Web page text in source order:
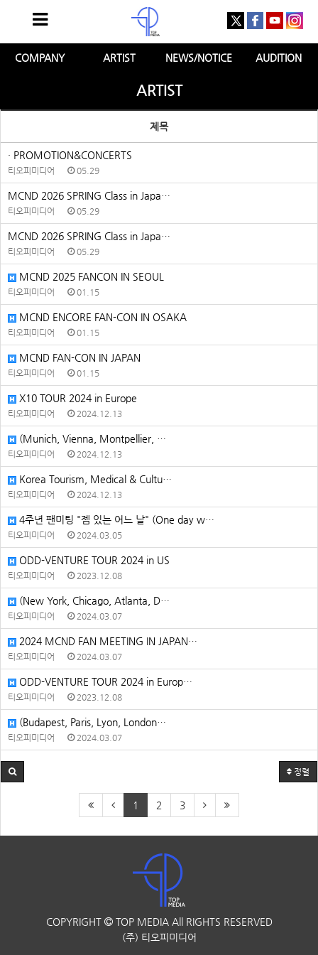
COMPANY ARTIST NEWS/NOTICE AUDITION
ARTIST
제목
· PROMOTION&CONCERTS
티오피미디어 05.29
MCND 2026 SPRING Class in Japa…
티오피미디어 05.29
MCND 2026 SPRING Class in Japa…
티오피미디어 05.29
MCND 2025 FANCON IN SEOUL
티오피미디어 01.15
MCND ENCORE FAN-CON IN OSAKA
티오피미디어 01.15
MCND FAN-CON IN JAPAN
티오피미디어 01.15
X10 TOUR 2024 in Europe
티오피미디어 2024.12.13
(Munich, Vienna, Montpellier, …
티오피미디어 2024.12.13
Korea Tourism, Medical & Cultu…
티오피미디어 2024.12.13
4주년 팬미팅 "젬 있는 어느 날" (One day w…
티오피미디어 2024.03.05
ODD-VENTURE TOUR 2024 in US
티오피미디어 2023.12.08
(New York, Chicago, Atlanta, D…
티오피미디어 2024.03.07
2024 MCND FAN MEETING IN JAPAN…
티오피미디어 2024.03.07
ODD-VENTURE TOUR 2024 in Europ…
티오피미디어 2023.12.08
(Budapest, Paris, Lyon, London…
티오피미디어 2024.03.07
정렬
1 2 3
COPYRIGHT TOP MEDIA All RIGHTS RESERVED
(주) 티오피미디어